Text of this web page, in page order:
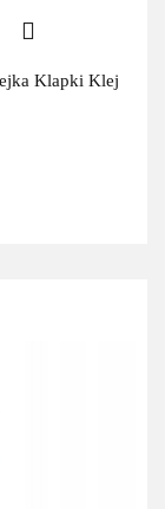
Klapki Klej